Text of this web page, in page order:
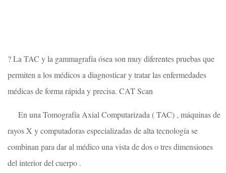
? La TAC y la gammagrafía ósea son muy diferentes pruebas que
permiten a los médicos a diagnosticar y tratar las enfermedades
médicas de forma rápida y precisa. CAT Scan
En una Tomografía Axial Computarizada ( TAC) , máquinas de
rayos X y computadoras especializadas de alta tecnología se
combinan para dar al médico una vista de dos o tres dimensiones
del interior del cuerpo .